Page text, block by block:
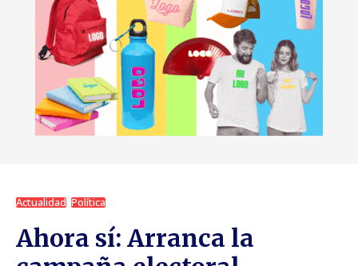
Actualidad Política
Ahora sí: Arranca la